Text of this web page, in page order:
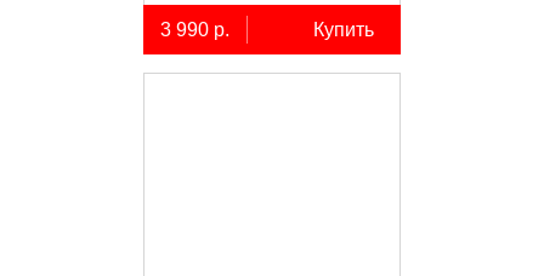
трёхполосные, 2 шт.
3 990 р. Купить